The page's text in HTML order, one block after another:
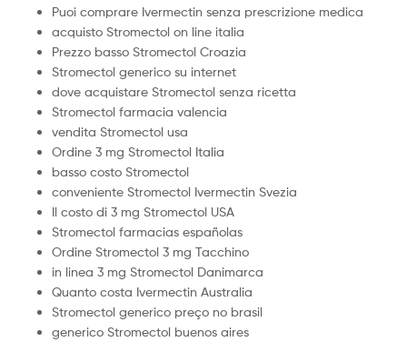
Puoi comprare Ivermectin senza prescrizione medica
acquisto Stromectol on line italia
Prezzo basso Stromectol Croazia
Stromectol generico su internet
dove acquistare Stromectol senza ricetta
Stromectol farmacia valencia
vendita Stromectol usa
Ordine 3 mg Stromectol Italia
basso costo Stromectol
conveniente Stromectol Ivermectin Svezia
Il costo di 3 mg Stromectol USA
Stromectol farmacias españolas
Ordine Stromectol 3 mg Tacchino
in linea 3 mg Stromectol Danimarca
Quanto costa Ivermectin Australia
Stromectol generico preço no brasil
generico Stromectol buenos aires